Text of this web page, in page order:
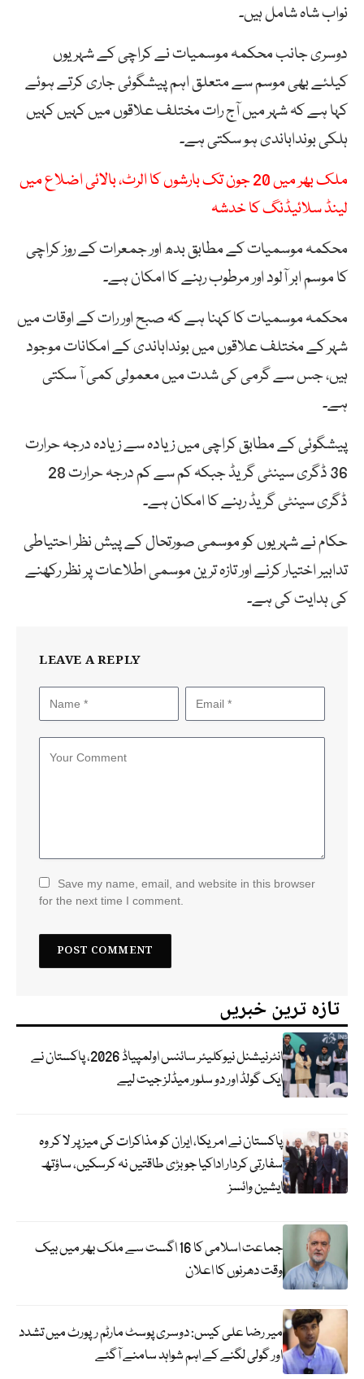
نواب شاہ شامل ہیں۔
دوسری جانب محکمہ موسمیات نے کراچی کے شہریوں
کیلئے بھی موسم سے متعلق اہم پیشگوئی جاری کرتے ہوئے
کہا ہے کہ شہر میں آج رات مختلف علاقوں میں کہیں کہیں
ہلکی بونداباندی ہو سکتی ہے۔
ملک بھر میں 20 جون تک بارشوں کا الرٹ، بالائی اضلاع میں
لینڈ سلائیڈنگ کا خدشہ
محکمہ موسمیات کے مطابق بدھ اور جمعرات کے روز کراچی
کا موسم ابر آلود اور مرطوب رہنے کا امکان ہے۔
محکمہ موسمیات کا کہنا ہے کہ صبح اور رات کے اوقات میں
شہر کے مختلف علاقوں میں بونداباندی کے امکانات موجود
ہیں، جس سے گرمی کی شدت میں معمولی کمی آ سکتی
ہے۔
پیشگوئی کے مطابق کراچی میں زیادہ سے زیادہ درجہ حرارت
36 ڈگری سینٹی گریڈ جبکہ کم سے کم درجہ حرارت 28
ڈگری سینٹی گریڈ رہنے کا امکان ہے۔
حکام نے شہریوں کو موسمی صورتحال کے پیش نظر احتیاطی
تدابیر اختیار کرنے اور تازہ ترین موسمی اطلاعات پر نظر رکھنے
کی ہدایت کی ہے۔
LEAVE A REPLY
Save my name, email, and website in this browser
for the next time I comment.
تازہ ترین خبریں
انٹرنیشنل نیوکلیئر سائنس اولمپیاڈ 2026، پاکستان نے
ایک گولڈ اور دو سلور میڈلز جیت لیے
پاکستان نے امریکا، ایران کو مذاکرات کی میز پر لا کر وہ
سفارتی کردار اداکیا جو بڑی طاقتیں نہ کرسکیں، ساؤتھ
ایشین وائسز
جماعت اسلامی کا 16 اگست سے ملک بھر میں بیک
وقت دھرنوں کا اعلان
میر رضا علی کیس: دوسری پوسٹ مارٹم رپورٹ میں تشدد
اور گولی لگنے کے اہم شواہد سامنے آگئے